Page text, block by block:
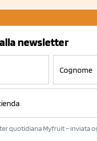
newsletter
quotidiana Myfruit – inviata